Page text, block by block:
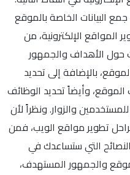
البيانات الخاصة بالموقع
المواقع الإلكترونية، من
حول الأهداف والجمهور
بالإضافة إلى تحديد
وأيضاً تحديد الوظائف
والزوار. ونظراً لأن
تطوير مواقع الويب، فمن
التي ستساعدك في
والجمهور المستهدف،